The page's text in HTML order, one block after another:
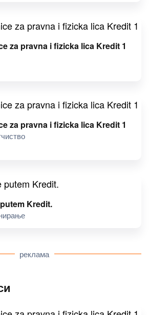
za pravna i fizicka lica Kredit 1
za pravna i fizicka lica Kredit 1
Kredit.
реклама